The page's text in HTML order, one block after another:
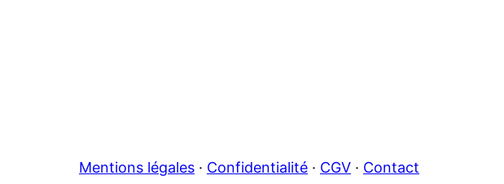
Mentions légales · Confidentialité · CGV · Contact